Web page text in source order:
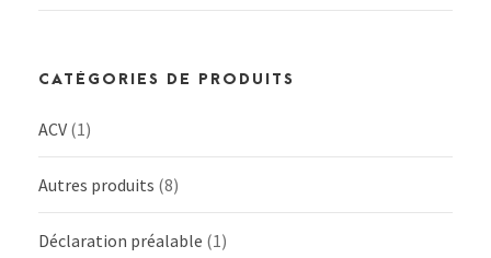
CATÉGORIES DE PRODUITS
ACV (1)
Autres produits (8)
Déclaration préalable (1)